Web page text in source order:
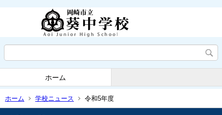
ホーム
ホーム 学校ニュース 令和5年度